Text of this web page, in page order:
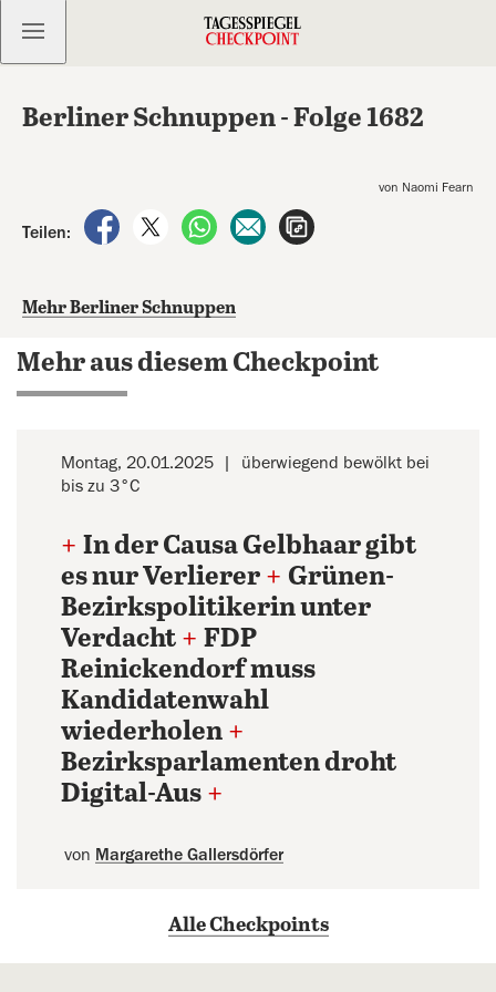
Kostenlos anmelden
Berliner Schnuppen - Folge 1682
von Naomi Fearn
Teilen:
auf Facebook teilen
auf X teilenper WhatsApp teilen
per E-Mail teilen
Mehr Berliner Schnuppen
Mehr aus diesem Checkpoint
Montag, 20.01.2025
überwiegend bewölkt bei
bis zu 3°C
+ In der Causa Gelbhaar gibt
es nur Verlierer + Grünen-
Bezirkspolitikerin unter
Verdacht + FDP
Reinickendorf muss
Kandidatenwahl
wiederholen +
Bezirksparlamenten droht
Digital-Aus +
von Margarethe Gallersdörfer
Alle Checkpoints